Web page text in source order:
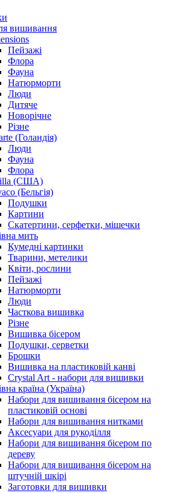
вишивання
Пейзажі
Флора
Фауна
Натюрморти
Люди
Дитяче
Новорічне
Різне
(Голандія)
Люди
Фауна
Флора
(США)
(Бельгія)
Подушки
Картини
Скатертини, серфетки, мішечки
мить
Кумедні картинки
Тварини, метелики
Квіти, рослини
Пейзажі
Натюрморти
Люди
Часткова вишивка
Різне
Вишивка бісером
Подушки, серветки
Брошки
Вишивка на пластиковій канві
Crystal Art - набори для вишивки
країна (Україна)
Набори для вишивання бісером на
пластиковій основі
Набори для вишивання нитками
Аксесуари для рукоділля
Набори для вишивання бісером по
дереву
Набори для вишивання бісером на
штучній шкірі
Заготовки для вишивки